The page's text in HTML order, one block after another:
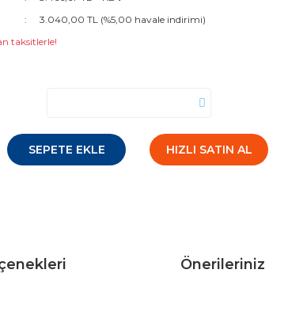
3.040,00 TL (%5,00 havale indirimi)
taksitlerle!
SEPETE EKLE HIZLI SATIN AL
Önerileriniz